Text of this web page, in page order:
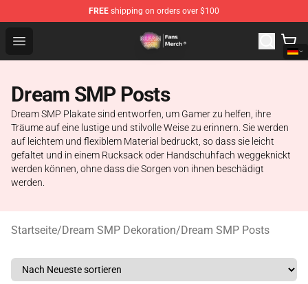
FREE shipping on orders over $100
Open menu
Dream SMP Store - Official Dream SMP Merchandise
Dream SMP Posts
Dream SMP Plakate sind entworfen, um Gamer zu helfen, ihre
Träume auf eine lustige und stilvolle Weise zu erinnern. Sie werden
auf leichtem und flexiblem Material bedruckt, so dass sie leicht
gefaltet und in einem Rucksack oder Handschuhfach weggeknickt
werden können, ohne dass die Sorgen von ihnen beschädigt
werden.
Startseite/Dream SMP Dekoration/Dream SMP Posts